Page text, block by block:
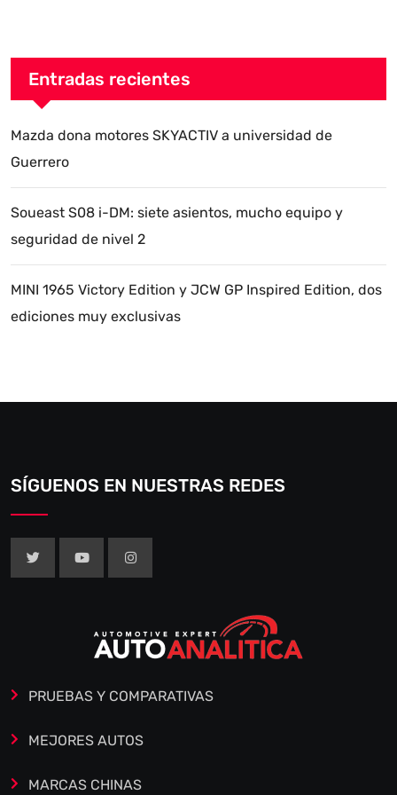
Entradas recientes
Mazda dona motores SKYACTIV a universidad de
Guerrero
Soueast S08 i-DM: siete asientos, mucho equipo y
seguridad de nivel 2
MINI 1965 Victory Edition y JCW GP Inspired Edition, dos
ediciones muy exclusivas
SÍGUENOS EN NUESTRAS REDES
PRUEBAS Y COMPARATIVAS
MEJORES AUTOS
MARCAS CHINAS